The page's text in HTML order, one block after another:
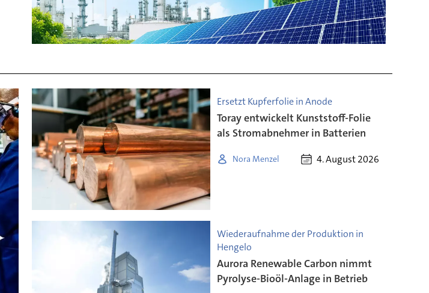
Ersetzt Kupferfolie in Anode
Toray entwickelt Kunststoff-Folie
als Stromabnehmer in Batterien
Nora Menzel 4. August 2026
Wiederaufnahme der Produktion in
Hengelo
Aurora Renewable Carbon nimmt
Pyrolyse-Bioöl-Anlage in Betrieb